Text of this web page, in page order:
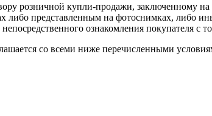
розничной купли-продажи, заключенному
либо представленным на фотоснимках, либо
ознакомления покупателя с
со всеми ниже перечисленными